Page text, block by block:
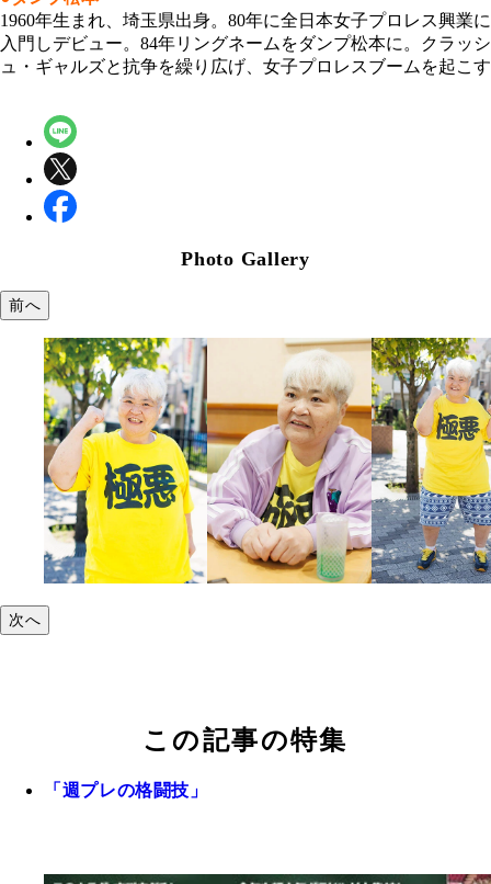
1960年生まれ、埼玉県出身。80年に全日本女子プロレス興業に
入門しデビュー。84年リングネームをダンプ松本に。クラッシ
ュ・ギャルズと抗争を繰り広げ、女子プロレスブームを起こす
Photo Gallery
前へ
次へ
この記事の特集
「週プレの格闘技」